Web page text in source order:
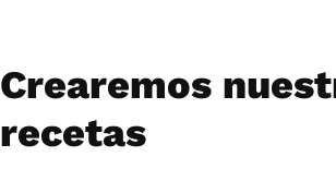
Crearemos
recetas